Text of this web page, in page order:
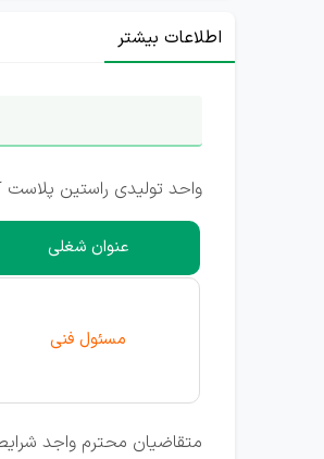
اطلاعات بیشتر
واحد تولیدی راستین پلاست
عنوان شغلی
مسئول فنی
متقاضیان محترم واجد